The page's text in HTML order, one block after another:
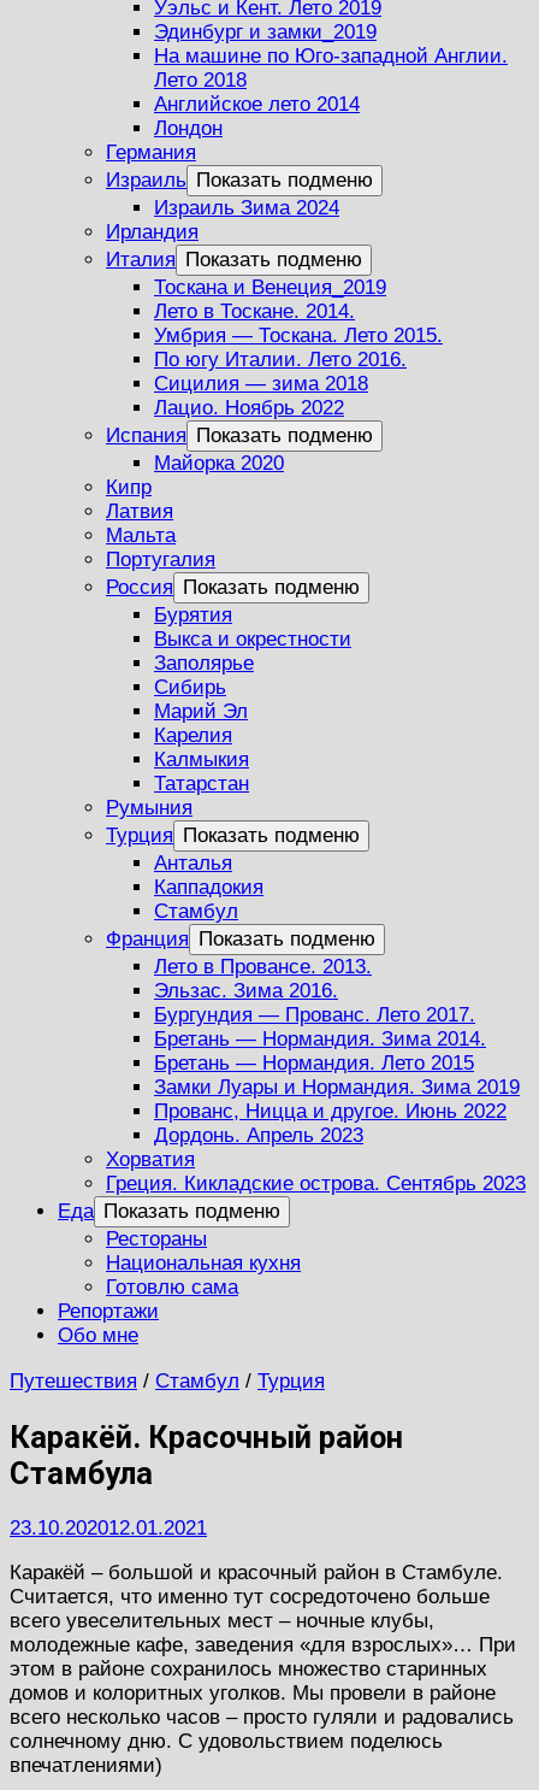
Уэльс и Кент. Лето 2019
Эдинбург и замки_2019
На машине по Юго-западной Англии.
Лето 2018
Английское лето 2014
Лондон
Германия
Израиль Показать подменю
Израиль Зима 2024
Ирландия
Италия Показать подменю
Тоскана и Венеция_2019
Лето в Тоскане. 2014.
Умбрия — Тоскана. Лето 2015.
По югу Италии. Лето 2016.
Сицилия — зима 2018
Лацио. Ноябрь 2022
Испания Показать подменю
Майорка 2020
Кипр
Латвия
Мальта
Португалия
Россия Показать подменю
Бурятия
Выкса и окрестности
Заполярье
Сибирь
Марий Эл
Карелия
Калмыкия
Татарстан
Румыния
Турция Показать подменю
Анталья
Каппадокия
Стамбул
Франция Показать подменю
Лето в Провансе. 2013.
Эльзас. Зима 2016.
Бургундия — Прованс. Лето 2017.
Бретань — Нормандия. Зима 2014.
Бретань — Нормандия. Лето 2015
Замки Луары и Нормандия. Зима 2019
Прованс, Ницца и другое. Июнь 2022
Дордонь. Апрель 2023
Хорватия
Греция. Кикладские острова. Сентябрь 2023
Еда Показать подменю
Рестораны
Национальная кухня
Готовлю сама
Репортажи
Обо мне
Путешествия / Стамбул / Турция
Каракёй. Красочный район
Стамбула
23.10.202012.01.2021
Каракёй – большой и красочный район в Стамбуле.
Считается, что именно тут сосредоточено больше
всего увеселительных мест – ночные клубы,
молодежные кафе, заведения «для взрослых»… При
этом в районе сохранилось множество старинных
домов и колоритных уголков. Мы провели в районе
всего несколько часов – просто гуляли и радовались
солнечному дню. С удовольствием поделюсь
впечатлениями)